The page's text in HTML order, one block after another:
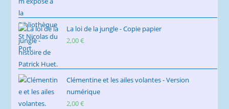
La loi de la jungle - Copie papier
2,00€
Clémentine et les ailes volantes - Version
numérique
2,00€